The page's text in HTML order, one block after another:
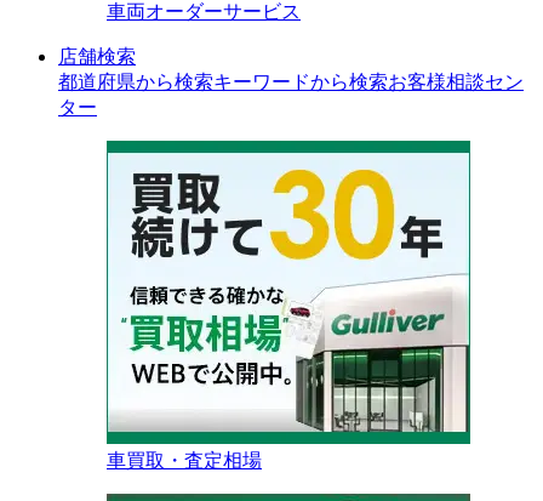
車両オーダーサービス
店舗検索
都道府県から検索キーワードから検索お客様相談セン
ター
車買取・査定相場